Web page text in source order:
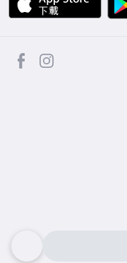
facebook